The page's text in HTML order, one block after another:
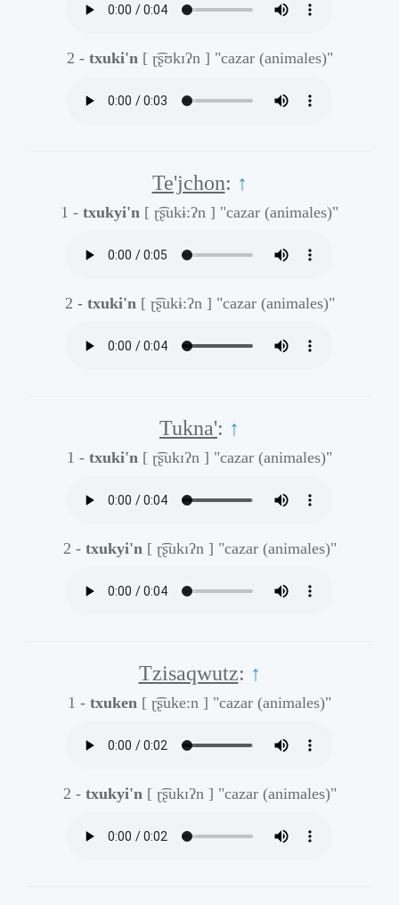
2 - txuki'n [ ɽ͡ʂʊkɪʔn ] "cazar (animales)"
Te'jchon: ↑
1 - txukyi'n [ ɽ͡ʂukɨ:ʔn ] "cazar (animales)"
2 - txuki'n [ ɽ͡ʂukɨ:ʔn ] "cazar (animales)"
Tukna': ↑
1 - txuki'n [ ɽ͡ʂukɪʔn ] "cazar (animales)"
2 - txukyi'n [ ɽ͡ʂukɪʔn ] "cazar (animales)"
Tzisaqwutz: ↑
1 - txuken [ ɽ͡ʂuke:n ] "cazar (animales)"
2 - txukyi'n [ ɽ͡ʂukɪʔn ] "cazar (animales)"